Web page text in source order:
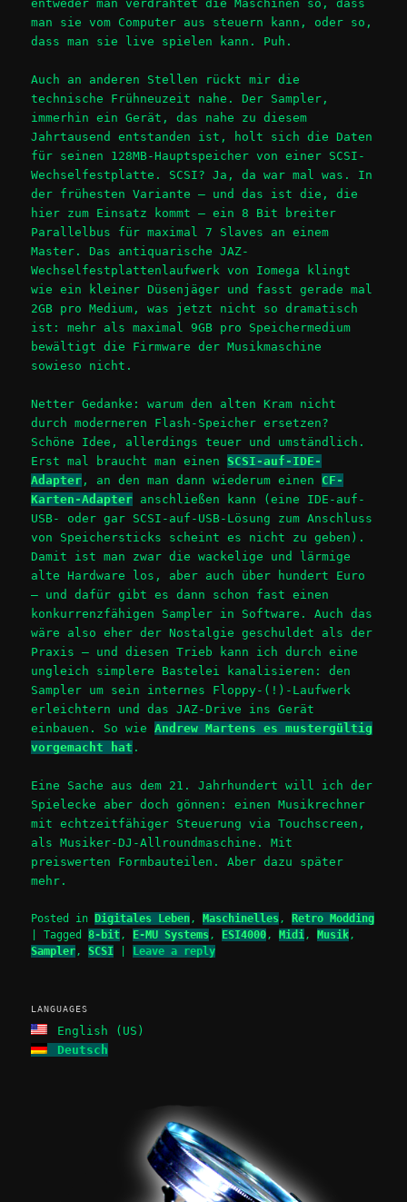
entweder man verdrahtet die Maschinen so, dass
man sie vom Computer aus steuern kann, oder so,
dass man sie live spielen kann. Puh.
Auch an anderen Stellen rückt mir die
technische Frühneuzeit nahe. Der Sampler,
immerhin ein Gerät, das nahe zu diesem
Jahrtausend entstanden ist, holt sich die Daten
für seinen 128MB-Hauptspeicher von einer SCSI-
Wechselfestplatte. SCSI? Ja, da war mal was. In
der frühesten Variante – und das ist die, die
hier zum Einsatz kommt – ein 8 Bit breiter
Parallelbus für maximal 7 Slaves an einem
Master. Das antiquarische JAZ-
Wechselfestplattenlaufwerk von Iomega klingt
wie ein kleiner Düsenjäger und fasst gerade mal
2GB pro Medium, was jetzt nicht so dramatisch
ist: mehr als maximal 9GB pro Speichermedium
bewältigt die Firmware der Musikmaschine
sowieso nicht.
Netter Gedanke: warum den alten Kram nicht
durch moderneren Flash-Speicher ersetzen?
Schöne Idee, allerdings teuer und umständlich.
Erst mal braucht man einenSCSI-auf-IDE-
Adapter , an den man dann wiederum einen CF-
Karten-Adapter anschließen kann (eine IDE-auf-
USB- oder gar SCSI-auf-USB-Lösung zum Anschluss
von Speichersticks scheint es nicht zu geben).
Damit ist man zwar die wackelige und lärmige
alte Hardware los, aber auch über hundert Euro
– und dafür gibt es dann schon fast einen
konkurrenzfähigen Sampler in Software. Auch das
wäre also eher der Nostalgie geschuldet als der
Praxis – und diesen Trieb kann ich durch eine
ungleich simplere Bastelei kanalisieren: den
Sampler um sein internes Floppy-(!)-Laufwerk
erleichtern und das JAZ-Drive ins Gerät
einbauen. So wieAndrew Martens es mustergültig
vorgemacht hat .
Eine Sache aus dem 21. Jahrhundert will ich der
Spielecke aber doch gönnen: einen Musikrechner
mit echtzeitfähiger Steuerung via Touchscreen,
als Musiker-DJ-Allroundmaschine. Mit
preiswerten Formbauteilen. Aber dazu später
mehr.
Posted in Digitales Leben ,Maschinelles ,Retro Modding
|Tagged 8-bit , E-MU Systems , ESI4000 ,Midi ,Musik ,
Sampler ,SCSI Leave a reply
LANGUAGES
English (US)
Deutsch